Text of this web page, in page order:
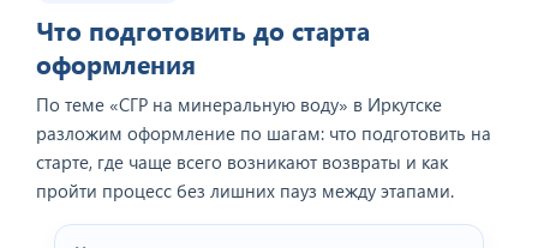
Что подготовить до старта
оформления
По теме «CГР на минеральную воду» в Иркутске
разложим оформление по шагам: что подготовить на
старте, где чаще всего возникают возвраты и как
пройти процесс без лишних пауз между этапами.